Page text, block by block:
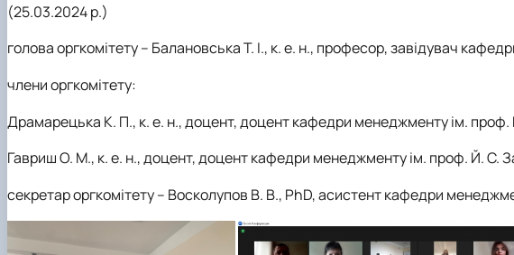
(25.03.2024 р.)
голова оргкомітету – Балановська Т. І., к. е. н., професор, завідувач
члени оргкомітету:
Драмарецька К. П., к. е. н., доцент, доцент кафедри менеджменту ім. проф.
Гавриш О. М., к. е. н., доцент, доцент кафедри менеджменту ім. проф. Й. С.
секретар оргкомітету – Восколупов В. В., PhD, асистент кафедри